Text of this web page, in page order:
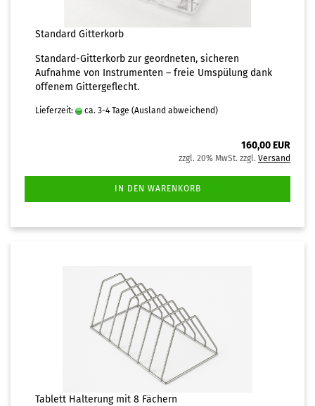
Standard Gitterkorb
Standard-Gitterkorb zur geordneten, sicheren
Aufnahme von Instrumenten – freie Umspülung dank
offenem Gittergeflecht.
Lieferzeit: ca. 3-4 Tage (Ausland abweichend)
160,00 EUR
zzgl. 20% MwSt. zzgl. Versand
IN DEN WARENKORB
Tablett Halterung mit 8 Fächern